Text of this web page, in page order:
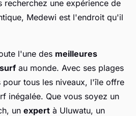
recherchez une expérience de
Medewi est l'endroit qu'il
l'une des meilleures
au monde. Avec ses plages
pour tous les niveaux, l'île offre
inégalée. Que vous soyez un
un expert à Uluwatu, un